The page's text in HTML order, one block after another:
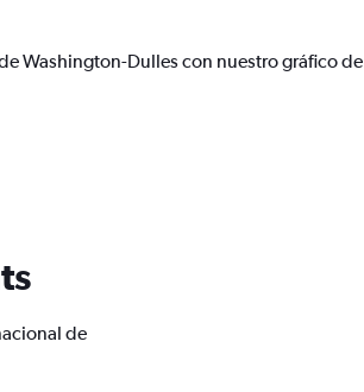
Washington-Dulles con nuestro gráfico de
de